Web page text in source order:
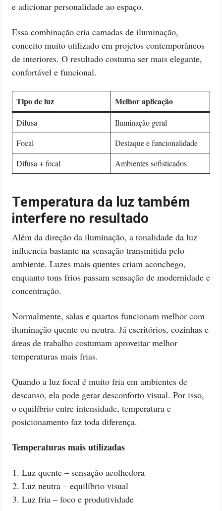
e adicionar personalidade ao espaço.
Essa combinação cria camadas de iluminação,
conceito muito utilizado em projetos contemporâneos
de interiores. O resultado costuma ser mais elegante,
confortável e funcional.
Tipo de luz Melhor aplicação
Difusa
Iluminação geral
Focal
Destaque e funcionalidade
Difusa + focal
Ambientes sofisticados
Temperatura da luz também
interfere no resultado
Além da direção da iluminação, a tonalidade da luz
influencia bastante na sensação transmitida pelo
ambiente. Luzes mais quentes criam aconchego,
enquanto tons frios passam sensação de modernidade e
concentração.
Normalmente, salas e quartos funcionam melhor com
iluminação quente ou neutra. Já escritórios, cozinhas e
áreas de trabalho costumam aproveitar melhor
temperaturas mais frias.
Quando a luz focal é muito fria em ambientes de
descanso, ela pode gerar desconforto visual. Por isso,
o equilíbrio entre intensidade, temperatura e
posicionamento faz toda diferença.
Temperaturas mais utilizadas
Luz quente – sensação acolhedora
Luz neutra – equilíbrio visual
Luz fria – foco e produtividade